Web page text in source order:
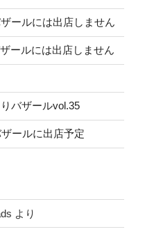
ールには出店しません
ールには出店しません
バザールvol.35
ールに出店予定
より